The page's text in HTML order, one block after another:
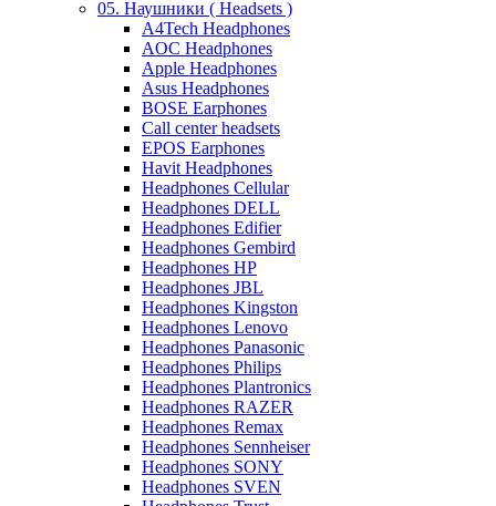
05. Наушники ( Headsets )
A4Tech Headphones
AOC Headphones
Apple Headphones
Asus Headphones
BOSE Earphones
Call center headsets
EPOS Earphones
Havit Headphones
Headphones Cellular
Headphones DELL
Headphones Edifier
Headphones Gembird
Headphones HP
Headphones JBL
Headphones Kingston
Headphones Lenovo
Headphones Panasonic
Headphones Philips
Headphones Plantronics
Headphones RAZER
Headphones Remax
Headphones Sennheiser
Headphones SONY
Headphones SVEN